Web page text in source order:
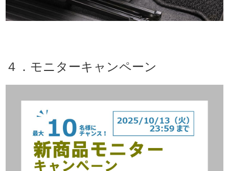
４．モニターキャンペーン